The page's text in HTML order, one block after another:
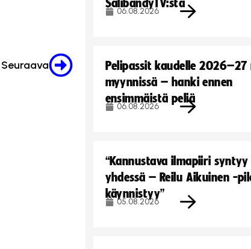
Seuraava
SalibandyTV:stä
06.08.2026
Pelipassit kaudelle
myynnissä – hanki ennen
ensimmäistä peliä
06.08.2026
“Kannustava ilmapiiri syntyy
yhdessä – Reilu Aikuinen -
käynnistyy”
05.08.2026